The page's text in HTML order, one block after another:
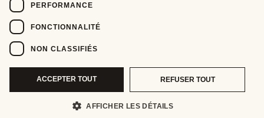
PERFORMANCE
FONCTIONNALITÉ
NON CLASSIFIÉS
ACCEPTER TOUT REFUSER TOUT
AFFICHER LES DÉTAILS